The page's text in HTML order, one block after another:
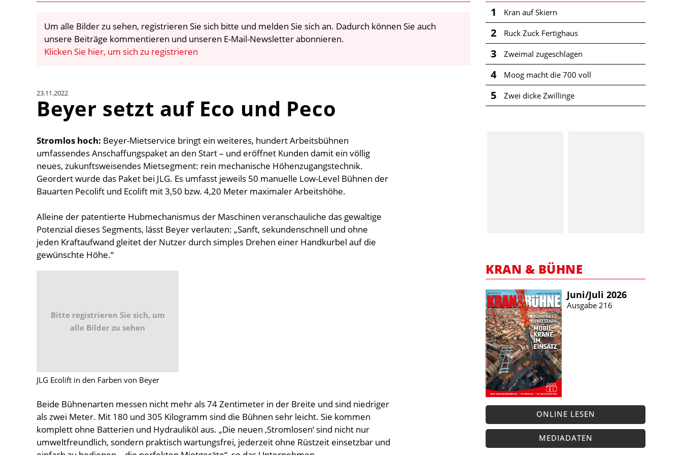
Um alle Bilder zu sehen, registrieren Sie sich bitte und melden Sie sich an. Dadurch können Sie auch
unsere Beiträge kommentieren und unseren E-Mail-Newsletter abonnieren.
Klicken Sie hier, um sich zu registrieren
23.11.2022
Beyer setzt auf Eco und Peco
Stromlos hoch: Beyer-Mietservice bringt ein weiteres, hundert Arbeitsbühnen
umfassendes Anschaffungspaket an den Start – und eröffnet Kunden damit ein völlig
neues, zukunftsweisendes Mietsegment: rein mechanische Höhenzugangstechnik.
Geordert wurde das Paket bei JLG. Es umfasst jeweils 50 manuelle Low-Level Bühnen der
Bauarten Pecolift und Ecolift mit 3,50 bzw. 4,20 Meter maximaler Arbeitshöhe.
Alleine der patentierte Hubmechanismus der Maschinen veranschauliche das gewaltige
Potenzial dieses Segments, lässt Beyer verlauten: „Sanft, sekundenschnell und ohne
jeden Kraftaufwand gleitet der Nutzer durch simples Drehen einer Handkurbel auf die
gewünschte Höhe.“
Bitte registrieren Sie sich, um
alle Bilder zu sehen
JLG Ecolift in den Farben von Beyer
Beide Bühnenarten messen nicht mehr als 74 Zentimeter in der Breite und sind niedriger
als zwei Meter. Mit 180 und 305 Kilogramm sind die Bühnen sehr leicht. Sie kommen
komplett ohne Batterien und Hydrauliköl aus. „Die neuen ‚Stromlosen‘ sind nicht nur
umweltfreundlich, sondern praktisch wartungsfrei, jederzeit ohne Rüstzeit einsetzbar und
1 Kran auf Skiern
2 Ruck Zuck Fertighaus
3 Zweimal zugeschlagen
4 Moog macht die 700 voll
5 Zwei dicke Zwillinge
KRAN & BÜHNE
Juni/​Juli 2026
Ausgabe 216
ONLINE LESEN
MEDIADATEN